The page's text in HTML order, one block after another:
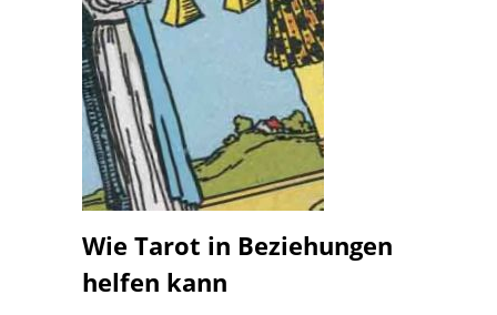
Wie Tarot in Beziehungen
helfen kann